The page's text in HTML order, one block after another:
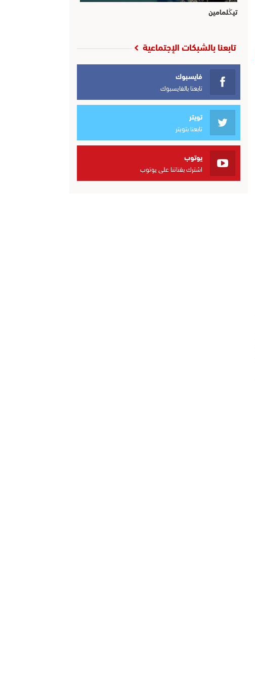
تيڭلمامين
تابعنا بالشبكات الإجتماعية
فايسبوك
تابعنا بالفايسبوك
تويتر
تابعنا بتويتر
يوتوب
اشترك بقناتنا على يوتوب